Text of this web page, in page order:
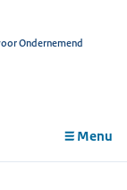
Ondernemend
Menu